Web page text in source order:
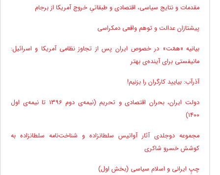
مقدمات و نتایج سیاسی، اقتصادی و طبقاتیِ خروج آمریکا از برجام
پیشتازان عدالت و توهم واقعی دمکراسی
بیانیه «همّت» در خصوص ایران پس از تجاوز نظامی آمریکا و اسرائیل:
مانیفستی برای آینده‌ی بهتر
آذرآب: بیایید کارگران را بزنیم!
دولت ایران، بحران اقتصادی و تحریم (نیمه‌ی دوم ۱۳۹۶ تا نیمه‌ی اول
۱۴۰۰)
مجموعه دوجلدی آثار آواتیس سلطانزاده و شناخت‌نامه سلطانزاده به
کوشش خسرو شاکری
چپِ ایرانی و اسلام سیاسی (بخش اول)